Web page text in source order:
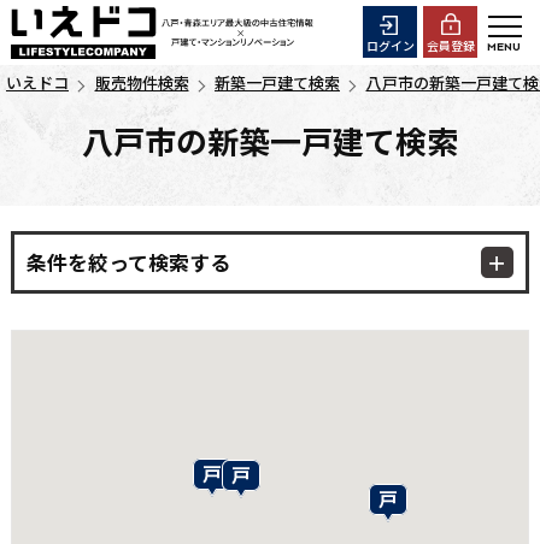
ログイン 会員登録
いえドコ 販売物件検索 新築一戸建て検索 八戸市の新築一戸建て
八戸市の新築一戸建て検索
条件を絞って検索する